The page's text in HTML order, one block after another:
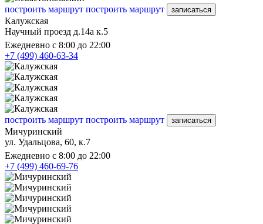
построить маршрут построить маршрут записаться
Калужская
Научный проезд д.14а к.5
Ежедневно с 8:00 до 22:00
+7 (499) 460-63-34
построить маршрут построить маршрут записаться
Мичуринский
ул. Удальцова, 60, к.7
Ежедневно с 8:00 до 22:00
+7 (499) 460-69-76